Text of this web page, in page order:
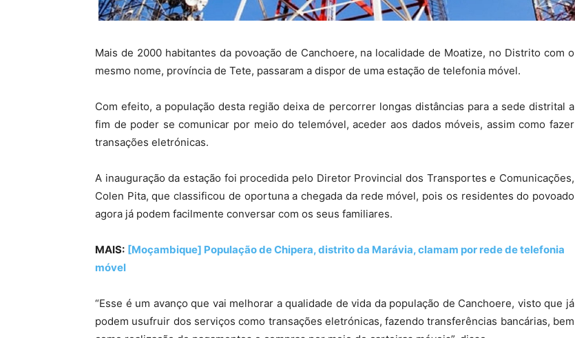
Mais de 2000 habitantes da povoação de Canchoere, na localidade de Moatize, no Distrito com o
mesmo nome, província de Tete, passaram a dispor de uma estação de telefonia móvel.
Com efeito, a população desta região deixa de percorrer longas distâncias para a sede distrital a
fim de poder se comunicar por meio do telemóvel, aceder aos dados móveis, assim como fazer
transações eletrónicas.
A inauguração da estação foi procedida pelo Diretor Provincial dos Transportes e Comunicações,
Colen Pita, que classificou de oportuna a chegada da rede móvel, pois os residentes do povoado
agora já podem facilmente conversar com os seus familiares.
MAIS: [Moçambique] População de Chipera, distrito da Marávia, clamam por rede de telefonia
móvel
“Esse é um avanço que vai melhorar a qualidade de vida da população de Canchoere, visto que já
podem usufruir dos serviços como transações eletrónicas, fazendo transferências bancárias, bem